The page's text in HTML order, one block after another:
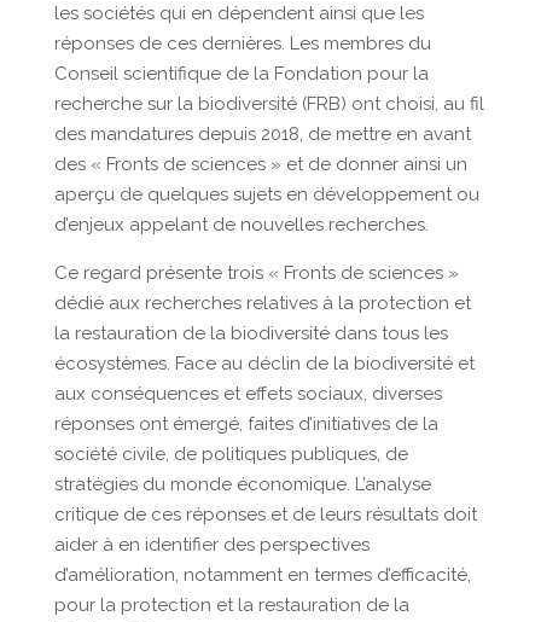
les sociétés qui en dépendent ainsi que les
réponses de ces dernières. Les membres du
Conseil scientifique de la Fondation pour la
recherche sur la biodiversité (FRB) ont choisi, au fil
des mandatures depuis 2018, de mettre en avant
des « Fronts de sciences » et de donner ainsi un
aperçu de quelques sujets en développement ou
d’enjeux appelant de nouvelles recherches.
Ce regard présente trois « Fronts de sciences »
dédié aux recherches relatives à la protection et
la restauration de la biodiversité dans tous les
écosystèmes. Face au déclin de la biodiversité et
aux conséquences et effets sociaux, diverses
réponses ont émergé, faites d’initiatives de la
société civile, de politiques publiques, de
stratégies du monde économique. L’analyse
critique de ces réponses et de leurs résultats doit
aider à en identifier des perspectives
d’amélioration, notamment en termes d’efficacité,
pour la protection et la restauration de la